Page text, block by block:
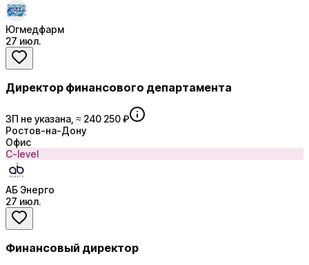
Югмедфарм
27 июл.
Директор финансового департамента
ЗП не указана, ≈ 240 250 ₽
Ростов-на-Дону
Офис
C-level
АБ Энерго
27 июл.
Финансовый директор